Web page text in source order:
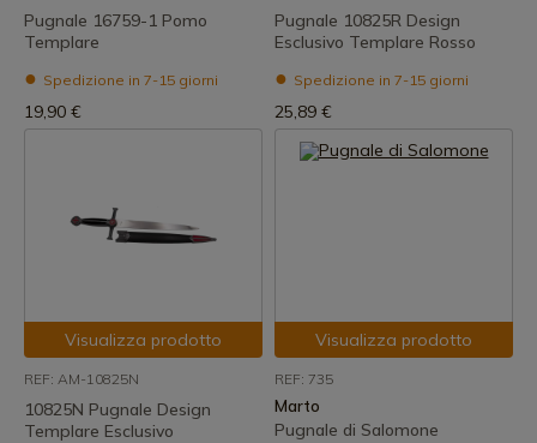
Pugnale 16759-1 Pomo
Templare
Spedizione in 7-15 giorni
19,90 €
Pugnale 10825R Design
Esclusivo Templare Rosso
Spedizione in 7-15 giorni
25,89 €
Visualizza prodotto
REF: AM-10825N
10825N Pugnale Design
Templare Esclusivo
Visualizza prodotto
REF: 735
Marto
Pugnale di Salomone